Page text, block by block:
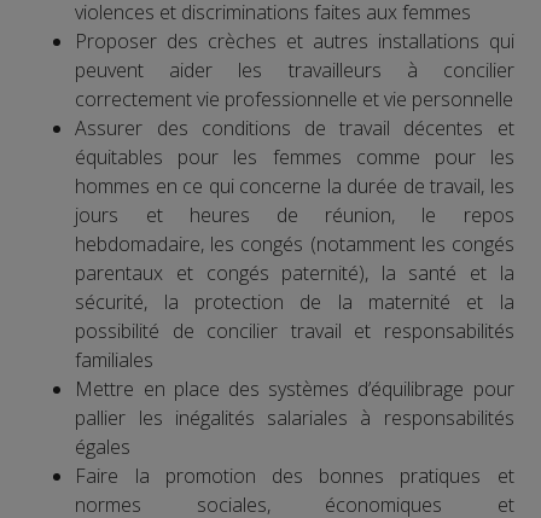
violences et discriminations faites aux femmes
Proposer des crèches et autres installations qui
peuvent aider les travailleurs à concilier
correctement vie professionnelle et vie personnelle
Assurer des conditions de travail décentes et
équitables pour les femmes comme pour les
hommes en ce qui concerne la durée de travail, les
jours et heures de réunion, le repos
hebdomadaire, les congés (notamment les congés
parentaux et congés paternité), la santé et la
sécurité, la protection de la maternité et la
possibilité de concilier travail et responsabilités
familiales
Mettre en place des systèmes d’équilibrage pour
pallier les inégalités salariales à responsabilités
égales
Faire la promotion des bonnes pratiques et
normes sociales, économiques et